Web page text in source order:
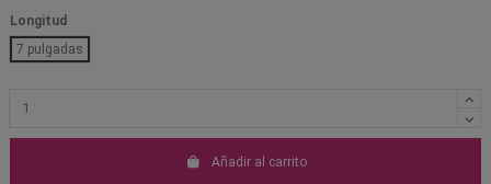
Longitud
7 pulgadas
Añadir al carrito